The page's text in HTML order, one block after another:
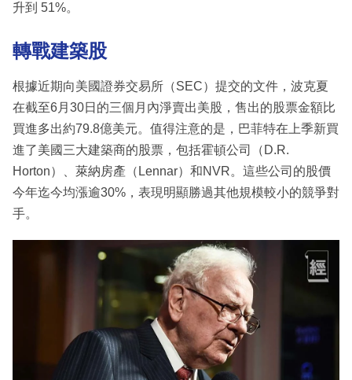
升到 51%。
轉戰建築股
根據近期向美國證券交易所（SEC）提交的文件，波克夏
在截至6月30日的三個月內淨賣出美股，售出的股票金額比
買進多出約79.8億美元。值得注意的是，巴菲特在上季新買
進了美國三大建築商的股票，包括霍頓公司（D.R.
Horton）、萊納房產（Lennar）和NVR。這些公司的股價
今年迄今均漲逾30%，表現明顯勝過其他規模較小的競爭對
手。